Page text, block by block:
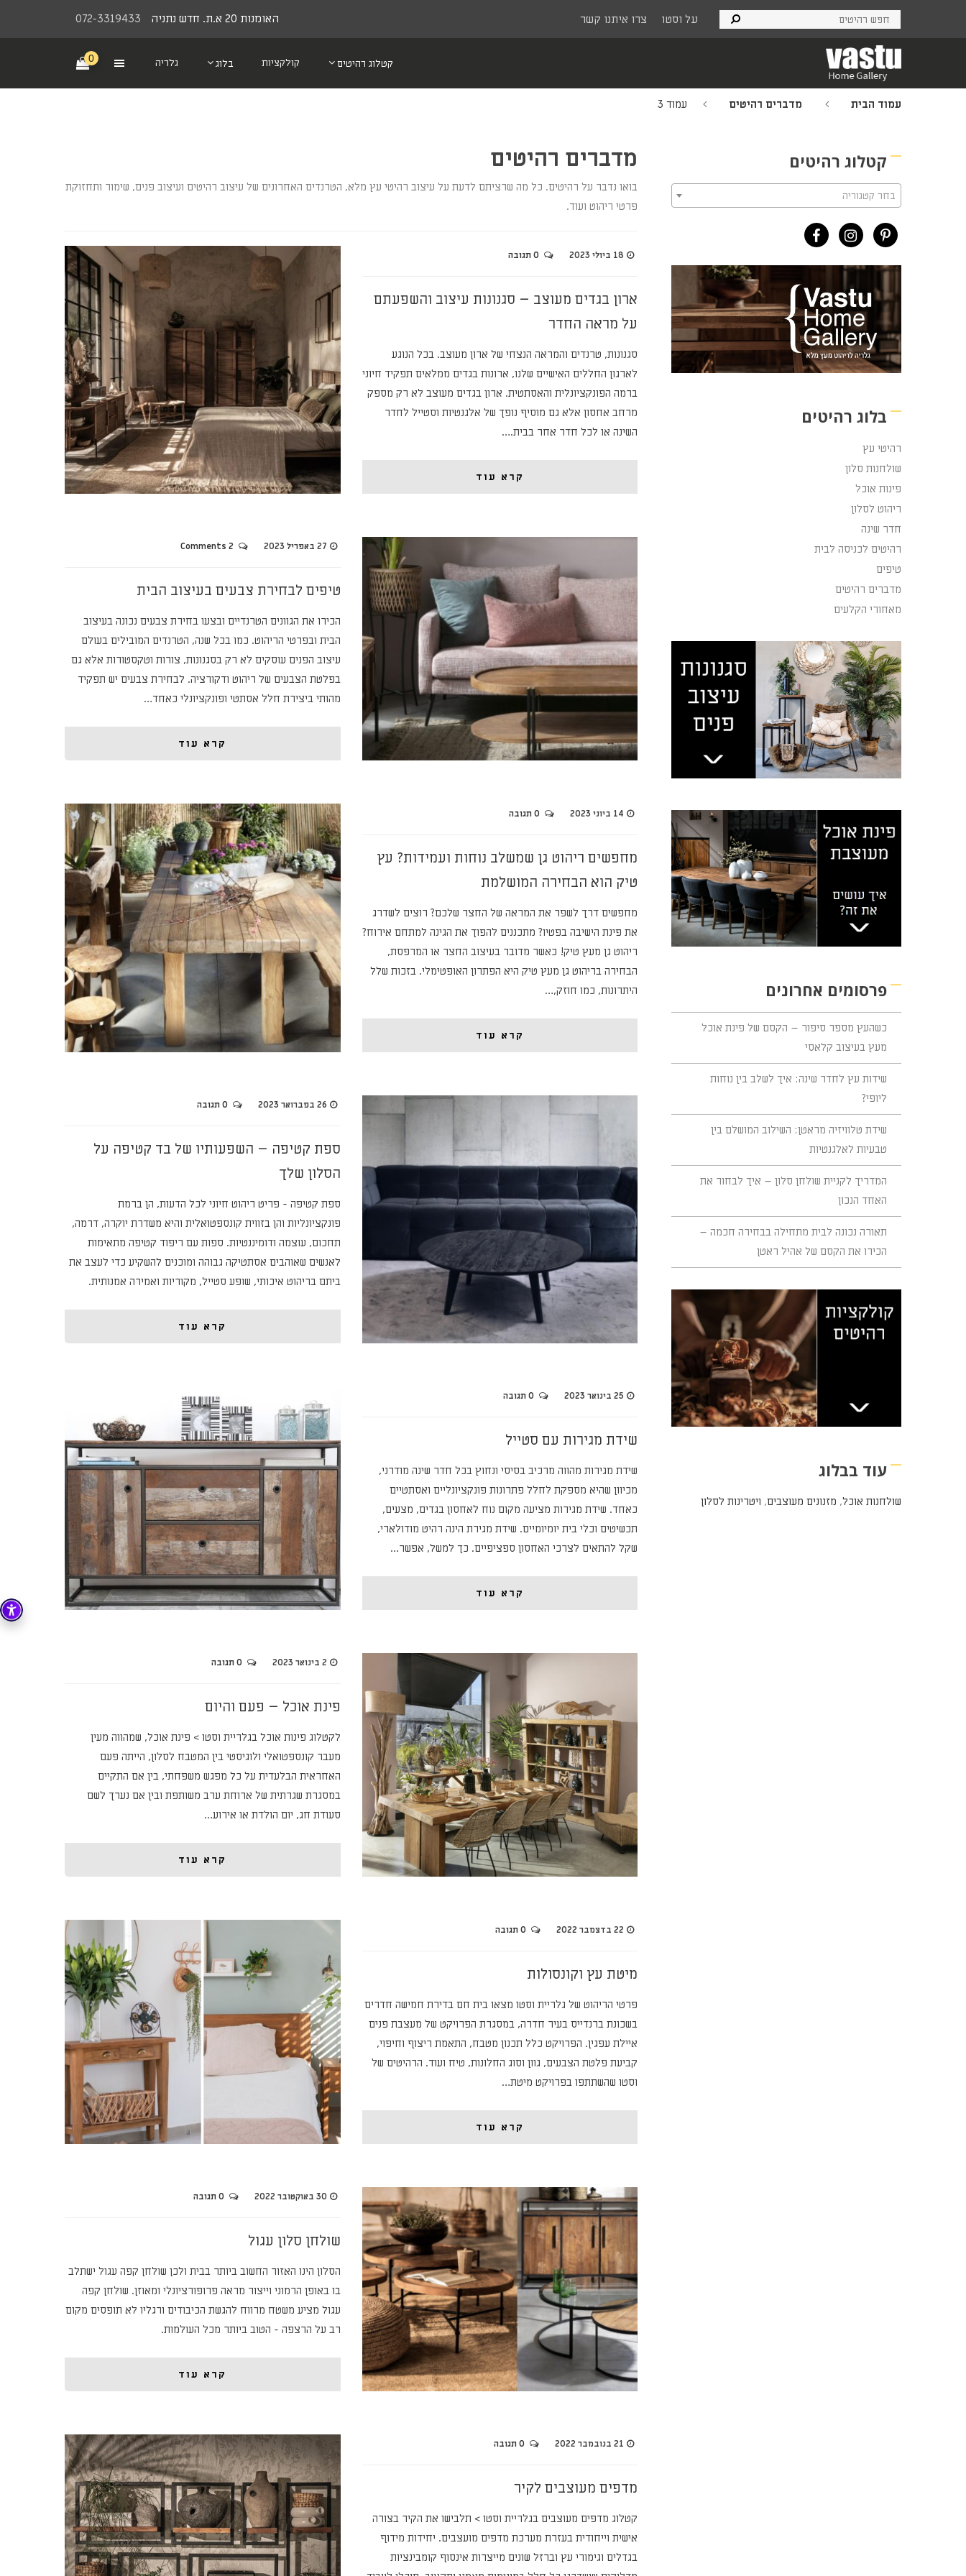
072-3319433 האומנות 20 א.ת. חדש נתניה על וסטו צרו איתנו קשר
קטלוג רהיטים קולקציות בלוג גלריה 0
עמוד הבית מדברים רהיטים עמוד 3
מדברים רהיטים
בואו נדבר על רהיטים. כל מה שרציתם לדעת על עיצוב רהיטי עץ מלא, הטרנדים האחרונים של עיצוב רהיטים ועיצוב פנים, שימור ותחזוקת
פרטי ריהוט ועוד.
18 ביולי 2023
ארון בגדים מעוצב – סגנונות עיצוב והשפעתם
על מראה החדר
סגנונות, טרנדים והמראה הנצחי של ארון מעוצב. בכל הנוגע
לארגון החללים האישיים שלנו, ארונות בגדים ממלאים תפקיד חיוני
ברמה הפונקציונלית והאסתטית. ארון בגדים מעוצב לא רק מספק
מרחב אחסון אלא גם מוסיף נופך של אלגנטיות וסטייל לחדר
השינה או לכל חדר אחר בבית.…
קרא עוד
27 באפריל 2023
טיפים לבחירת צבעים בעיצוב הבית
הכירו את הגוונים הטרנדיים ובצעו בחירת צבעים נכונה בעיצוב
הבית ובפרטי הריהוט. כמו בכל שנה, הטרנדים המובילים בעולם
עיצוב הפנים עוסקים לא רק בסגנונות, צורות וטקסטורות אלא גם
בפלטת הצבעים של ריהוט ודקורציה. לבחירת צבעים יש תפקיד
מהותי ביצירת חלל אסתטי ופונקציונלי כאחד…
קרא עוד
14 ביוני 2023
מחפשים ריהוט גן שמשלב נוחות ועמידות? עץ
טיק הוא הבחירה המושלמת
מחפשים דרך לשפר את המראה של החצר שלכם? רוצים לשדרג
את פינת הישיבה בפטיו? מתכננים להפוך את הגינה למתחם אירוח?
ריהוט גן מעץ טיק! כאשר מדובר בעיצוב החצר או המרפסת,
הבחירה בריהוט גן מעץ טיק היא הפתרון האופטימלי. בזכות שלל
היתרונות, כמו חוזק,…
קרא עוד
26 בפברואר 2023
ספת קטיפה – השפעותיו של בד קטיפה על
הסלון שלך
ספת קטיפה - פריט ריהוט חיוני לכל הדעות, הן ברמת
פונקציונליות והן בזווית קונספטואלית והיא משדרת יוקרה, דרמה,
תחכום, עוצמה ודומיננטיות. ספות עם ריפוד קטיפה מתאימות
לאנשים שאוהבים אסתטיקה גבוהה ומוכנים להשקיע כדי לעצב את
ביתם בריהוט איכותי, שופע סטייל, מקוריות ואמירה אמנותית.
קרא עוד
25 בינואר 2023
שידת מגירות עם סטייל
שידת מגירות מהווה מרכיב בסיסי ונחוץ בכל חדר שינה מודרני,
מכיוון שהיא מספקת לחלל פתרונות פונקציונליים ואסתטיים
כאחד. שידת מגירות מציעה מקום נוח לאחסון בגדים, מצעים,
תכשיטים וכלי בית יומיומיים. שידת מגירת הינה רהיט מודולארי,
שקל להתאים לצרכי האחסון ספציפיים. כך למשל, אפשר…
קרא עוד
2 בינואר 2023
פינת אוכל – פעם והיום
לקטלוג פינות אוכל בגלריית וסטו > פינת אוכל, שמהווה מעין
מעבר קונספטואלי ולוגיסטי בין המטבח לסלון, הייתה פעם
האחראית הבלעדית על כל מפגש משפחתי, בין אם התקיים
במסגרת שגרתית של ארוחת ערב משותפת ובין אם נערך לשם
סעודת חג, יום הולדת או אירוע…
קרא עוד
22 בדצמבר 2022
מיטת עץ וקונסולות
פרטי הריהוט של גלריית וסטו מצאו בית חם בדירת חמישה חדרים
בשכונת ברנדייס בעיר חדרה, במסגרת הפרויקט של מעצבת פנים
איילת עפגין. הפרויקט כלל תכנון מטבח, התאמת ריצוף וחיפוי,
קביעת פלטת הצבעים, גוון וסוג החלונות, טיח ועוד. הרהיטים של
וסטו שהשתתפו בפרויקט מיטת…
קרא עוד
30 באוקטובר 2022
שולחן סלון עגול
הסלון הינו האזור החשוב ביותר בבית ולכן שולחן קפה עגול ישתלב
בו באופן הרמוני וייצור מראה פרופורציונלי ומאוזן. שולחן קפה
עגול מציע משטח מרווח להגשת הכיבודים ורגליו לא תופסים מקום
רב על הרצפה - הטוב ביותר מכל העולמות.
קרא עוד
21 בנובמבר 2022
מדפים מעוצבים לקיר
קטלוג מדפים מעוצבים בגלריית וסטו > תלבישו את הקיר בצורה
אישית וייחודית בעזרת מערכת מדפים מועצבים. יחידות מידוף
בגדלים וגימורי עץ וברזל שונים מייצרות אינסוף קומבינציות
קטלוג רהיטים
בחר קטגוריה
בלוג רהיטים
רהיטי עץ
שולחנות סלון
פינות אוכל
ריהוט לסלון
חדר שינה
רהיטים לכניסה לבית
טיפים
מדברים רהיטים
מאחורי הקלעים
פרסומים אחרונים
כשהעץ מספר סיפור – הקסם של פינת אוכל
מעץ בעיצוב קלאסי
שידות עץ לחדר שינה: איך לשלב בין נוחות
ליופי?
שידת טלוויזיה מראטן: השילוב המושלם בין
טבעיות לאלגנטיות
המדריך לקניית שולחן סלון – איך לבחור את
האחד הנכון
תאורה נכונה לבית מתחילה בבחירה חכמה –
הכירו את הקסם של אהיל ראטן
עוד בבלוג
שולחנות אוכל, מזנונים מעוצבים, ויטרינות לסלון